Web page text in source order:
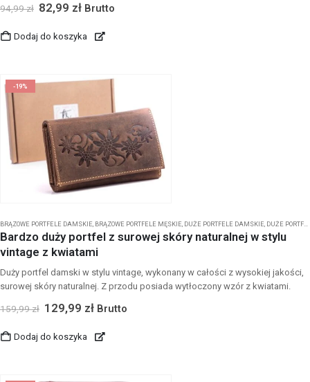
94,99zł 82,99 zł Brutto
Dodaj do koszyka
-19%
BRĄZOWE PORTFELE DAMSKIE BRĄZOWE PORTFELE MĘSKIE DUŻE PORTFELE DAMSKIE DUŻE PORTFELE MĘSKIE
Bardzo duży portfel z surowej skóry naturalnej w stylu
vintage z kwiatami
Duży portfel damski w stylu vintage, wykonany w całości z wysokiej jakości,
surowej skóry naturalnej. Z przodu posiada wytłoczony wzór z kwiatami.
159,99zł 129,99 zł Brutto
Dodaj do koszyka